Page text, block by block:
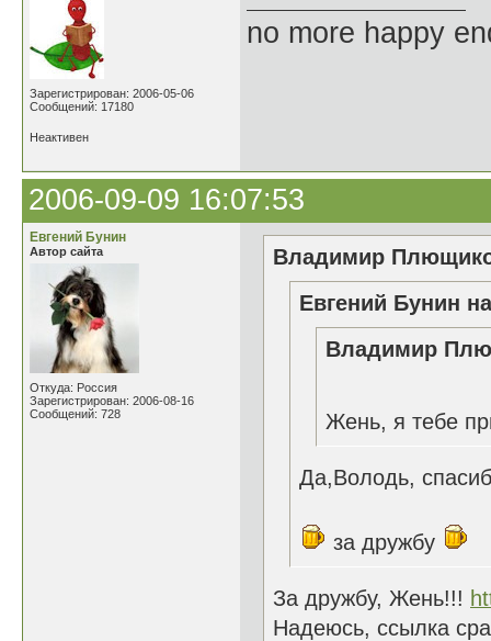
Зарегистрирован: 2006-05-06
Сообщений: 17180
no more happy
Неактивен
2006-09-09 16:07:53
Евгений Бунин
Автор сайта
Откуда: Россия
Зарегистрирован: 2006-08-16
Сообщений: 728
Владимир
Евгений Бунин
Владимир
Жень, я тебе
Да,Володь,
за дружбу
За дружбу, Жень!!!
Надеюсь, ссылка